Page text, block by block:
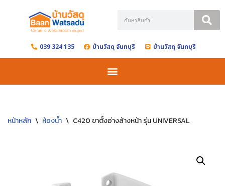
content 039 324 135 บ้านวัสดุ จันทบุรี บ้านวัสดุ จันทบุรี
หน้าหลัก \ ห้องน้ำ \ C420 ขาตั้งอ่างล้างหน้า รุ่น UNIVERSAL